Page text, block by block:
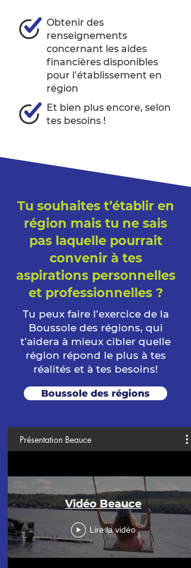
Obtenir des
renseignements
concernant les aides
financières disponibles
pour l’établissement en
région
Et bien plus encore, selon
tes besoins !
Tu souhaites t’établir en
région mais tu ne sais
pas laquelle pourrait
convenir à tes
aspirations personnelles
et professionnelles ?
Tu peux faire l’exercice de la
Boussole des régions, qui
t’aidera à mieux cibler quelle
région répond le plus à tes
réalités et à tes besoins!
Boussole des régions
Présentation Beauce
Vidéo Beauce
Lire la vidéo